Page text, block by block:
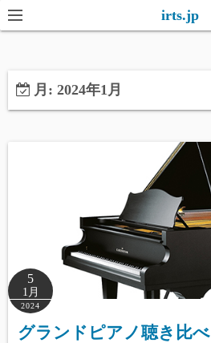
コ
ン
ン
へ
irts.jp
月: 2024年1月
5
1月
2024
グランドピアノ聴き比べ